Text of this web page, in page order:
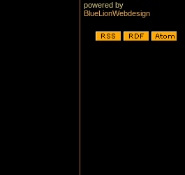
powered by
BlueLionWebdesign